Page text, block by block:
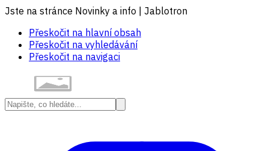
Jste na stránce Novinky a info | Jablotron
Přeskočit na hlavní obsah
Přeskočit na vyhledávání
Přeskočit na navigaci